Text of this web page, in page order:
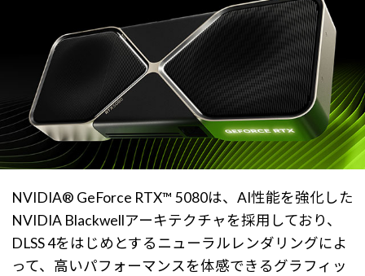
NVIDIA® GeForce RTX™ 5080は、AI性能を強化した
NVIDIA Blackwellアーキテクチャを採用しており、
DLSS 4をはじめとするニューラルレンダリングによ
って、高いパフォーマンスを体感できるグラフィッ